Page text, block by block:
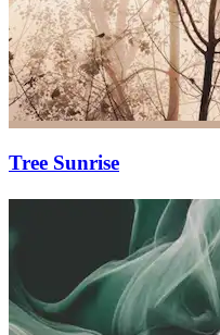
Tree Sunrise